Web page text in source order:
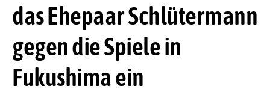
das Ehepaar Schlütermann
gegen die Spiele in
Fukushima ein